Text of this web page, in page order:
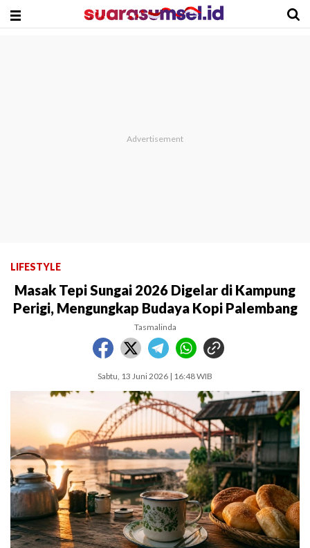
LIFESTYLE
Masak Tepi Sungai 2026 Digelar di Kampung
Perigi, Mengungkap Budaya Kopi Palembang
Tasmalinda
Sabtu, 13 Juni 2026 | 16:48 WIB